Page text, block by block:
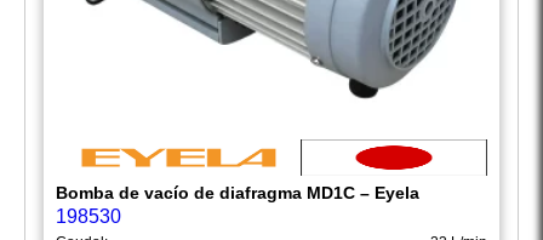
Bomba de vacío de diafragma MD1C – Eyela
198530